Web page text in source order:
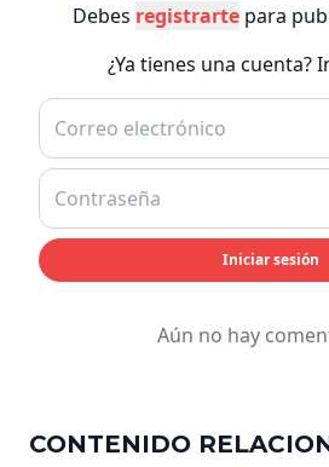
Debes registrartepara
¿Ya tienes una cuenta?
Iniciar sesión
Aún no hay
CONTENIDO